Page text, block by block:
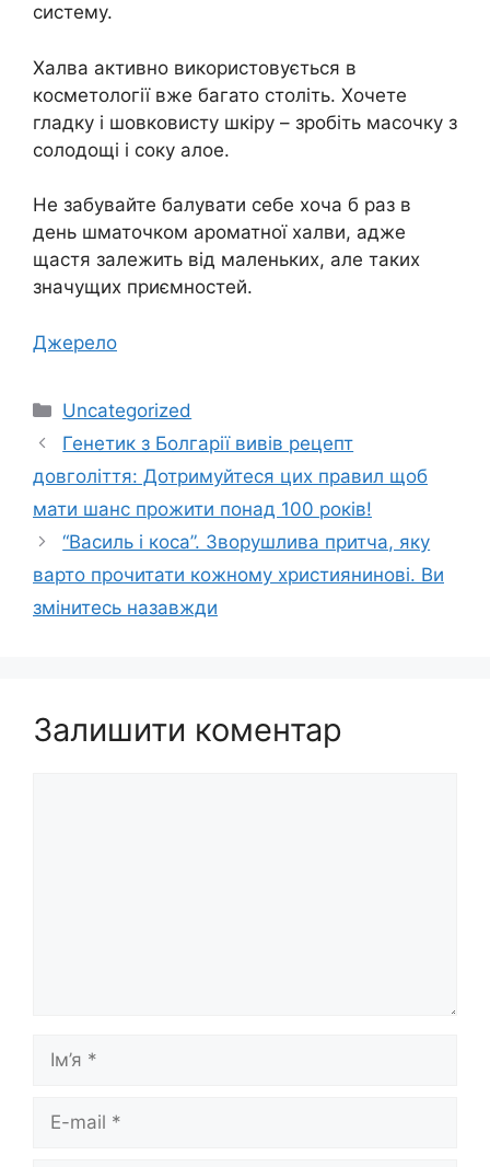
систему.
Халва активно використовується в
косметології вже багато століть. Хочете
гладку і шовковисту шкіру – зробіть масочку з
солодощі і соку алое.
Не забувайте балувати себе хоча б раз в
день шматочком ароматної халви, адже
щастя залежить від маленьких, але таких
значущих приємностей.
Джерело
Категорії
Uncategorized
Генетик з Болгарії вивів рецепт
довголіття: Дотримуйтеся цих правил щоб
мати шанс прожити понад 100 років!
“Василь і коса”. Зворушлива притча, яку
варто прочитати кожному християнинові. Ви
змінитесь назавжди
Залишити коментар
mail